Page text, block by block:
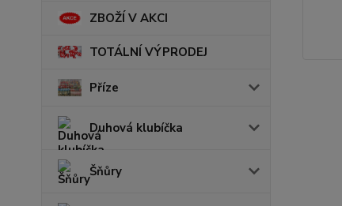
ZBOŽÍ V AKCI
TOTÁLNÍ VÝPRODEJ
Příze
Duhová klubíčka
Šňůry